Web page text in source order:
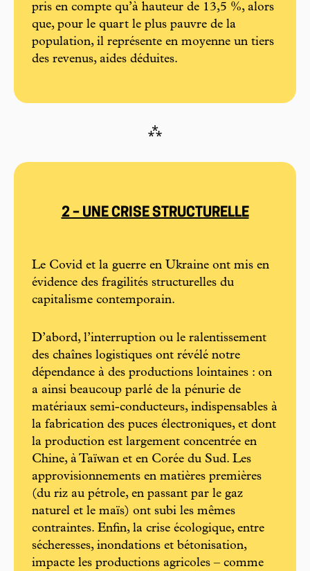
pris en compte qu’à hauteur de 13,5 %, alors
que, pour le quart le plus pauvre de la
population, il représente en moyenne un tiers
des revenus, aides déduites.
⁂
2 – UNE CRISE STRUCTURELLE
Le Covid et la guerre en Ukraine ont mis en
évidence des fragilités structurelles du
capitalisme contemporain.
D’abord, l’interruption ou le ralentissement
des chaînes logistiques ont révélé notre
dépendance à des productions lointaines : on
a ainsi beaucoup parlé de la pénurie de
matériaux semi-conducteurs, indispensables à
la fabrication des puces électroniques, et dont
la production est largement concentrée en
Chine, à Taïwan et en Corée du Sud. Les
approvisionnements en matières premières
(du riz au pétrole, en passant par le gaz
naturel et le maïs) ont subi les mêmes
contraintes. Enfin, la crise écologique, entre
sécheresses, inondations et bétonisation,
impacte les productions agricoles – comme